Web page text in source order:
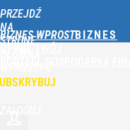
PRZEJDŹ
NA
STRONĘ
BIZNES WPROST